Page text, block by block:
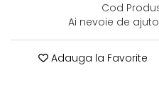
Cod
Ai nevoie de
Adauga la Favorite